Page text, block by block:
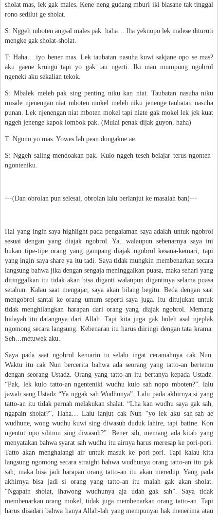
sholat mas, lek gak males. Kene neng gudang mburi iki biasane tak tinggal
rono sedilut ge sholat.
S: Nggeh mboten angsal males pak. haha… lha yeknopo lek malese dituruti
mengke gak sholat-sholat.
T: Haha….iyo bener mas. Lek taubatan nasuha kuwi sakjane opo se mas?
aku gaene krungu tapi yo gak tau ngerti. Iki mau mumpung ngobrol
ngeneki aku sekalian tekok.
S: Mbalek meleh pak sing penting niku kan niat. Taubatan nasuha niku
misale njenengan niat mboten mokel meleh niku jenenge taubatan nasuha
punan. Lek njenengan niat mboten mokel tapi niate gak mokel lek jek kuat
nggeh jenenge kapok lombok pak. (Mulai penak dijak guyon, haha)
T: Ngono yo mas. Yowes lah pean dongakne ae.
S: Nggeh saling mendoakan pak. Kulo nggeh teseh belajar terus ngonten-
ngonteniku.
---(Dan obrolan pun selesai, obrolan lalu berlanjut ke masalah ban)---
Hal yang ingin saya highlight pada pengalaman saya adalah untuk ngobrol
sesuai dengan yang diajak ngobrol. Ya…walaupun sebenarnya saya ini
bukan tipe-tipe orang yang gampang diajak ngobrol kesana-kemari, tapi
yang ingin saya share ya itu tadi. Saya tidak mungkin membenarkan secara
langsung bahwa jika dengan sengaja meninggalkan puasa, maka sehari yang
ditinggalkan itu tidak akan bisa diganti walaupun digantinya selama puasa
setahun. Kalau saat mengajar, saya akan bilang begitu. Beda dengan saat
mengobrol santai ke orang umum seperti saya juga. Itu ditujukan untuk
tidak menghilangkan harapan dari orang yang diajak ngobrol. Memang
hidayah itu datangnya dari Allah. Tapi kita juga gak boleh asal njeplak
ngomong secara langsung. Kebenaran itu harus diiringi dengan tata krama.
Seh…metuwek aku.
Saya pada saat ngobrol kemarin tu selalu ingat ceramahnya cak Nun.
Waktu itu cak Nun bercerita bahwa ada seorang yang tatto-an bertemu
dengan seorang Ustadz. Orang yang tatto-an itu bertanya kepada Ustadz.
“Pak, lek kulo tatto-an ngenteniki wudhu kulo sah nopo mboten?”. lalu
jawab sang Ustadz “Ya nggak sah Wudhunya”. Lalu pada akhirnya si yang
tatto-an itu tidak pernah melakukan shalat. “Lha kan wudhu saya gak sah,
ngapain sholat?”. Haha… Lalu lanjut cak Nun “yo lek aku sah-sah ae
wudhune, wong wudhu kuwi sing diwasuh duduk lahire, tapi batine. Kon
ngentut opo silitmu sing diwasuh?”. Bener sih, memang ada kitab yang
menyatakan bahwa syarat sah wudhu itu airnya harus meresap ke pori-pori.
Tatto akan menghalangi air untuk masuk ke pori-pori. Tapi kalau kita
langsung ngomong secara straight bahwa wudhunya orang tatto-an itu gak
sah, maka bisa jadi harapan orang tatto-an itu akan meredup. Yang pada
akhirnya bisa jadi si orang yang tatto-an itu malah gak akan sholat.
“Ngapain sholat, lhawong wudhunya aja udah gak sah”. Saya tidak
membenarkan orang mokel, tidak juga membenarkan orang tatto-an. Tapi
harus disadari bahwa hanya Allah-lah yang mempunyai hak menerima atau